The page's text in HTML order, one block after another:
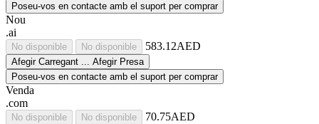
Poseu-vos en contacte amb el suport per comprar
Nou
.ai
No disponible No disponible 583.12AED
Afegir Carregant ... Afegir Presa
Poseu-vos en contacte amb el suport per comprar
Venda
.com
No disponible No disponible 70.75AED